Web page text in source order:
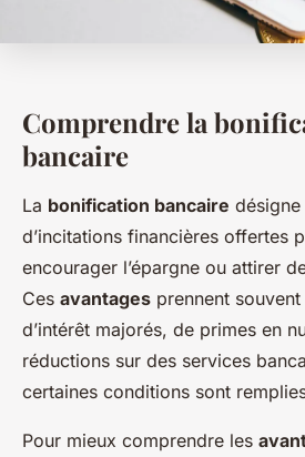
Comprendre la
bancaire
La bonification bancaire
d’incitations financières offertes
encourager l’épargne ou attirer
Ces avantages prennent
d’intérêt majorés, de primes en
réductions sur des services
certaines conditions sont
Pour mieux comprendre les